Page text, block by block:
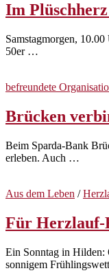
Im
Samstagmorgen,
50er …
befreundete
Brücken
Beim Sparda-Bank
erleben. Auch …
Aus dem Leben /
Für Herzlauf-
Ein Sonntag in Hilden:
sonnigem